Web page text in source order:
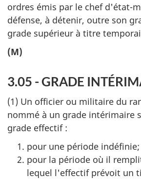
ordres émis par le chef d'état-
défense, à détenir, outre son
grade supérieur à titre
(M)
3.05 - GRADE
(1) Un officier ou militaire du
nommé à un grade intérimaire
grade effectif :
pour une période indéfinie;
pour la période où il
lequel l'effectif prévoit un